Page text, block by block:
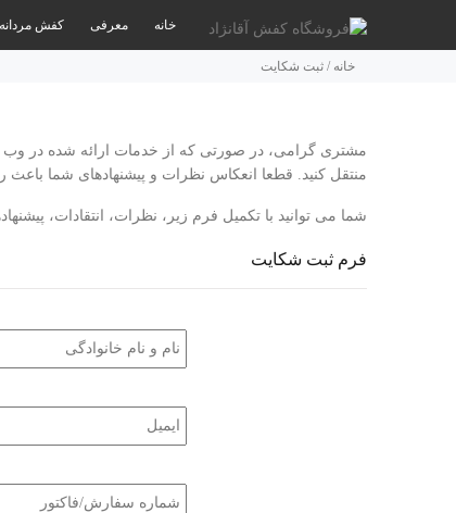
خانه معرفی کفش مردانه
خانه / ثبت شکایت
مشتری گرامی، در صورتی که از خدمات ارائه شده در وب
منتقل کنید. قطعا انعکاس نظرات و پیشنهادهای شما
شما می توانید با تکمیل فرم زیر، نظرات، انتقادات،
فرم ثبت شکایت